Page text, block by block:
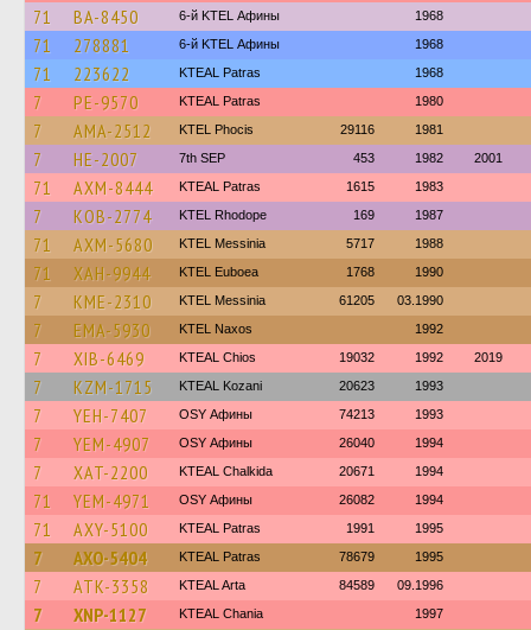
71 BA-8450 6-й KTEL Афины 1968
71 278881 6-й KTEL Афины 1968
71 223622 KTEAL Patras 1968
7 PE-9570 KTEAL Patras 1980
7 AMA-2512 ΚΤΕL Phocis 29116 1981
7 HE-2007 7th SEP 453 1982 2001
71 AXM-8444 KTEAL Patras 1615 1983
7 KOB-2774 KTEL Rhodope 169 1987
71 AXM-5680 KTEL Messinia 5717 1988
71 XAH-9944 ΚΤΕL Euboea 1768 1990
7 KME-2310 KTEL Messinia 61205 03.1990
7 EMA-5930 KTEL Naxos 1992
7 XIB-6469 KTEAL Chios 19032 1992 2019
7 KZM-1715 KTEAL Kozani 20623 1993
7 YEH-7407 OSY Афины 74213 1993
7 YEM-4907 OSY Афины 26040 1994
7 XAT-2200 KTEAL Chalkida 20671 1994
71 YEM-4971 OSY Афины 26082 1994
71 AXY-5100 KTEAL Patras 1991 1995
7 AXO-5404 KTEAL Patras 78679 1995
7 ATK-3358 KTEAL Arta 84589 09.1996
7 XNP-1127 KTEAL Chania 1997